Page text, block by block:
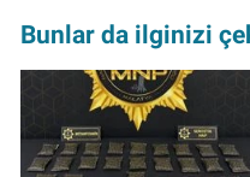
Bunlar da ilginizi